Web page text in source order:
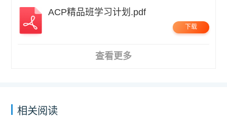
ACP精品班学习计划.pdf
下载
查看更多
相关阅读